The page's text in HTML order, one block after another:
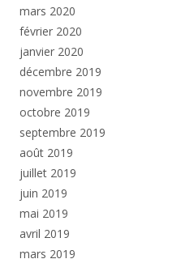
mars 2020
février 2020
janvier 2020
décembre 2019
novembre 2019
octobre 2019
septembre 2019
août 2019
juillet 2019
juin 2019
mai 2019
avril 2019
mars 2019